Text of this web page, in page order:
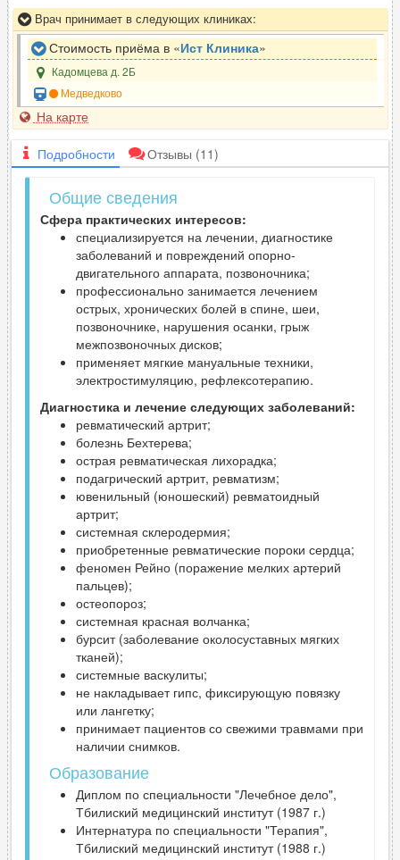
Врач принимает в следующих клиниках:
Стоимость приёма в «Ист Клиника»
Кадомцева д. 2Б
Медведково
На карте
Подробности Отзывы (11)
Общие сведения
Сфера практических интересов:
специализируется на лечении, диагностике
заболеваний и повреждений опорно-
двигательного аппарата, позвоночника;
профессионально занимается лечением
острых, хронических болей в спине, шеи,
позвоночнике, нарушения осанки, грыж
межпозвоночных дисков;
применяет мягкие мануальные техники,
электростимуляцию, рефлексотерапию.
Диагностика и лечение следующих заболеваний:
ревматический артрит;
болезнь Бехтерева;
острая ревматическая лихорадка;
подагрический артрит, ревматизм;
ювенильный (юношеский) ревматоидный
артрит;
системная склеродермия;
приобретенные ревматические пороки сердца;
феномен Рейно (поражение мелких артерий
пальцев);
остеопороз;
системная красная волчанка;
бурсит (заболевание околосуставных мягких
тканей);
системные васкулиты;
не накладывает гипс, фиксирующую повязку
или лангетку;
принимает пациентов со свежими травмами при
наличии снимков.
Образование
Диплом по специальности "Лечебное дело",
Тбилиский медицинский институт (1987 г.)
Интернатура по специальности "Терапия",
Тбилиский медицинский институт (1988 г.)